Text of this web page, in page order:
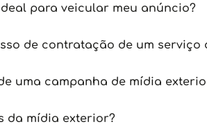
para veicular meu anúncio?
de contratação de um serviço
uma campanha de mídia
da mídia exterior?